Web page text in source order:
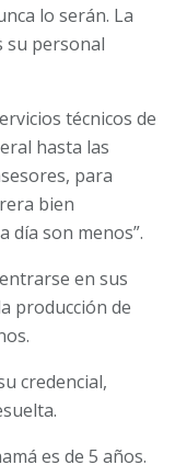
lo serán. La
su personal
técnicos de
hasta las
para
bien
día son menos”.
en sus
producción de
credencial,
es de 5 años.